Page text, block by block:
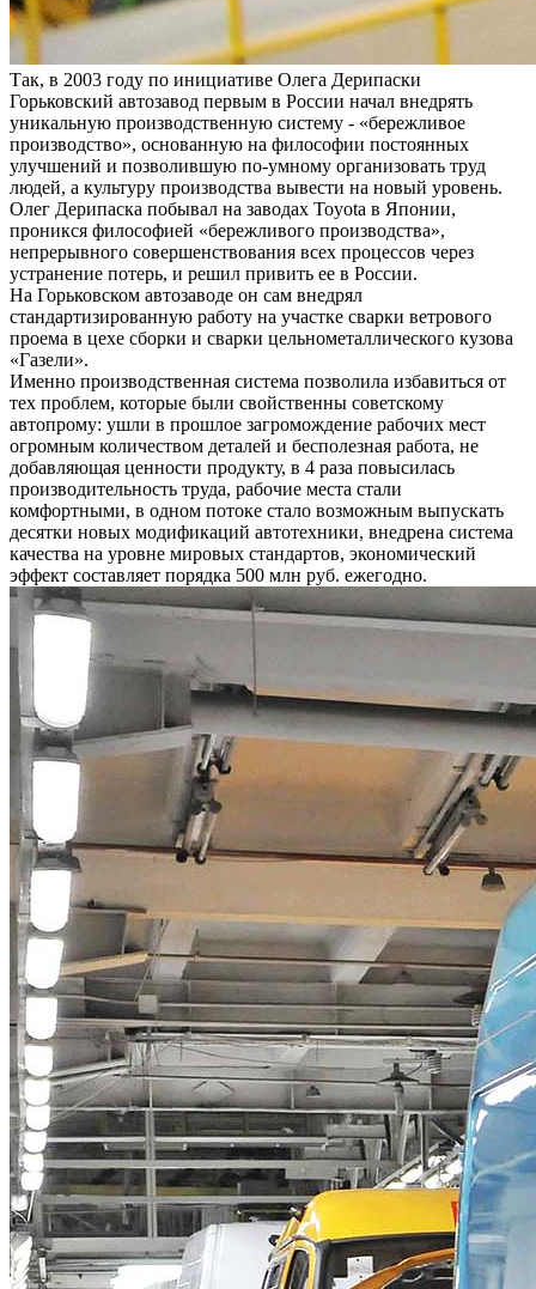
Так, в 2003 году по инициативе Олега Дерипаски
Горьковский автозавод первым в России начал внедрять
уникальную производственную систему - «бережливое
производство», основанную на философии постоянных
улучшений и позволившую по-умному организовать труд
людей, а культуру производства вывести на новый уровень.
Олег Дерипаска побывал на заводах Toyota в Японии,
проникся философией «бережливого производства»,
непрерывного совершенствования всех процессов через
устранение потерь, и решил привить ее в России.
На Горьковском автозаводе он сам внедрял
стандартизированную работу на участке сварки ветрового
проема в цехе сборки и сварки цельнометаллического кузова
«Газели».
Именно производственная система позволила избавиться от
тех проблем, которые были свойственны советскому
автопрому: ушли в прошлое загромождение рабочих мест
огромным количеством деталей и бесполезная работа, не
добавляющая ценности продукту, в 4 раза повысилась
производительность труда, рабочие места стали
комфортными, в одном потоке стало возможным выпускать
десятки новых модификаций автотехники, внедрена система
качества на уровне мировых стандартов, экономический
эффект составляет порядка 500 млн руб. ежегодно.